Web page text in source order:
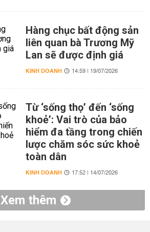
Hàng chục bất động sản
liên quan bà Trương Mỹ
Lan sẽ được định giá
KINH DOANH 14:59 | 19/07/2026
Từ ‘sống thọ’ đến ‘sống
khoẻ’: Vai trò của bảo
hiểm đa tầng trong chiến
lược chăm sóc sức khoẻ
toàn dân
KINH DOANH 17:52 | 14/07/2026
Xem thêm